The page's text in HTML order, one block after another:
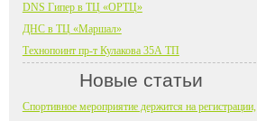
DNS Гипер в ТЦ «ОРТЦ»
ДНС в ТЦ «Маршал»
Технопоинт пр-т Кулакова 35А ТП
Новые статьи
Спортивное мероприятие держится на регистрации,